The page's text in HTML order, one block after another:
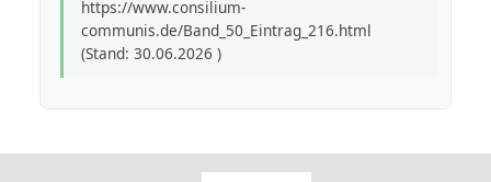
https://www.consilium-
communis.de/Band_50_Eintrag_216.html
(Stand: 30.06.2026 )